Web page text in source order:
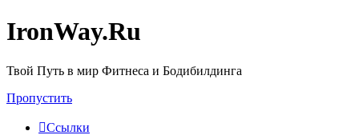
IronWay.Ru
Твой Путь в мир Фитнеса и Бодибилдинга
Пропустить
Ссылки